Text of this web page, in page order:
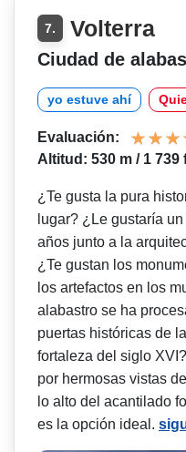
7. Volterra
Ciudad de
yo estuve ahí
Evaluación:
Altitud: 530 m / 1 739
¿Te gusta la pura
lugar? ¿Le gustaría
años junto a la
¿Te gustan los
los artefactos en los
alabastro se ha
puertas históricas de
fortaleza del siglo
por hermosas vistas
lo alto del acantilado
es la opción ideal.